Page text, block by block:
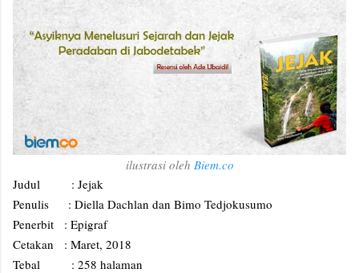
ilustrasi oleh Biem.co
Judul
: Jejak
Penulis
: Diella Dachlan dan Bimo Tedjokusumo
Penerbit
: Epigraf
Cetakan
: Maret, 2018
Tebal
: 258 halaman